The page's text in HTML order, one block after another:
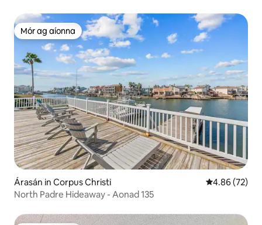
Mór ag aíonna
Mór ag aíonna
Árasán in Corpus Christi Meánrátáil
4.86 (72)
North Padre Hideaway - Aonad 135